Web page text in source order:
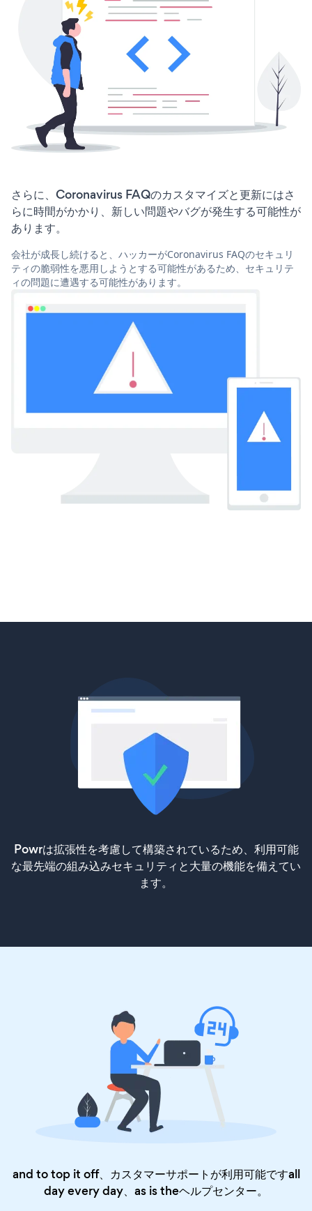
さらに、Coronavirus FAQのカスタマイズと更新にはさ
らに時間がかかり、新しい問題やバグが発生する可能性が
あります。
会社が成長し続けると、ハッカーがCoronavirus FAQのセキュリ
ティの脆弱性を悪用しようとする可能性があるため、セキュリテ
ィの問題に遭遇する可能性があります。
Powrは拡張性を考慮して構築されているため、利用可能
な最先端の組み込みセキュリティと大量の機能を備えてい
ます。
and to top it off、カスタマーサポートが利用可能ですall
day every day、as is theヘルプセンター。